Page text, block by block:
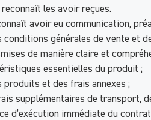
reconnaît les avoir reçues.
avoir eu communication,
conditions générales de vente et
de manière claire et
essentielles du produit ;
produits et des frais annexes ;
supplémentaires de transport,
d’exécution immédiate du